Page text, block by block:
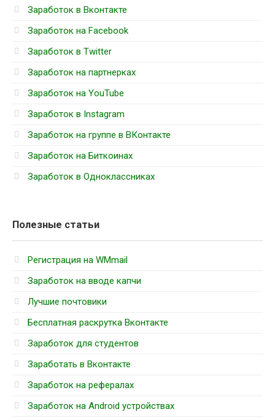
Заработок в Вконтакте
Заработок на Facebook
Заработок в Twitter
Заработок на партнерках
Заработок на YouTube
Заработок в Instagram
Заработок на группе в ВКонтакте
Заработок на Биткоинах
Заработок в Одноклассниках
Полезные статьи
Регистрация на WMmail
Заработок на вводе капчи
Лучшие почтовики
Бесплатная раскрутка Вконтакте
Заработок для студентов
Заработать в Вконтакте
Заработок на рефералах
Заработок на Android устройствах